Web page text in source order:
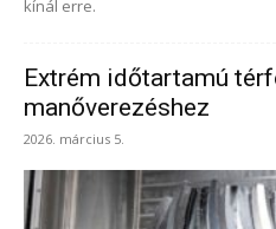
kínál erre.
Extrém időtartamú
manőverezéshez
2026. március 5.